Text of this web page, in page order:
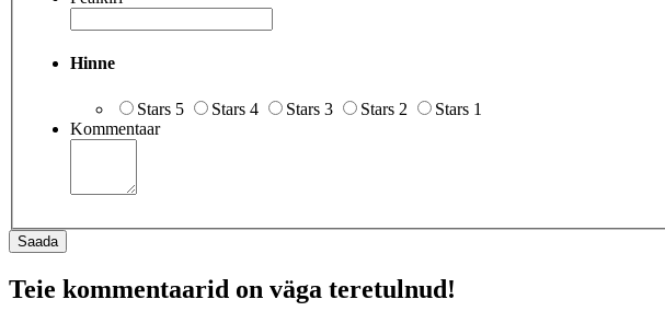
Hinne
Stars 5 Stars 4 Stars 3 Stars 2
Stars 1
Kommentaar
Saada
Teie kommentaarid on väga teretulnud!